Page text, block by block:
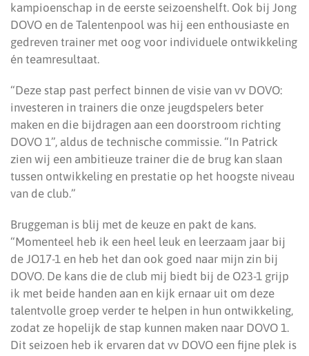
kampioenschap in de eerste seizoenshelft. Ook bij Jong
DOVO en de Talentenpool was hij een enthousiaste en
gedreven trainer met oog voor individuele ontwikkeling
én teamresultaat.
“Deze stap past perfect binnen de visie van vv DOVO:
investeren in trainers die onze jeugdspelers beter
maken en die bijdragen aan een doorstroom richting
DOVO 1”, aldus de technische commissie. “In Patrick
zien wij een ambitieuze trainer die de brug kan slaan
tussen ontwikkeling en prestatie op het hoogste niveau
van de club.”
Bruggeman is blij met de keuze en pakt de kans.
“Momenteel heb ik een heel leuk en leerzaam jaar bij
de JO17-1 en heb het dan ook goed naar mijn zin bij
DOVO. De kans die de club mij biedt bij de O23-1 grijp
ik met beide handen aan en kijk ernaar uit om deze
talentvolle groep verder te helpen in hun ontwikkeling,
zodat ze hopelijk de stap kunnen maken naar DOVO 1.
Dit seizoen heb ik ervaren dat vv DOVO een fijne plek is